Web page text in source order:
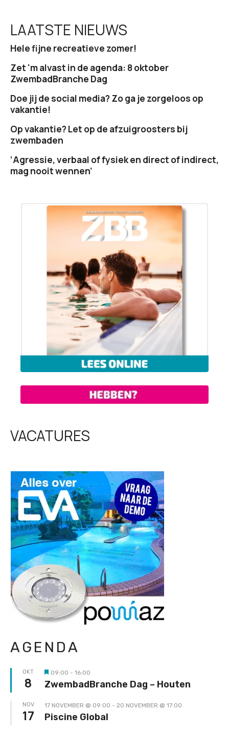
LAATSTE NIEUWS
Hele fijne recreatieve zomer!
Zet 'm alvast in de agenda: 8 oktober
ZwembadBranche Dag
Doe jij de social media? Zo ga je zorgeloos op
vakantie!
Op vakantie? Let op de afzuigroosters bij
zwembaden
‘Agressie, verbaal of fysiek en direct of indirect,
mag nooit wennen’
VACATURES
AGENDA
OKT
8 Uitgelicht
09:00 - 16:00
ZwembadBranche Dag – Houten
NOV
17
17 NOVEMBER @ 09:00 - 20 NOVEMBER @ 17:00
Piscine Global